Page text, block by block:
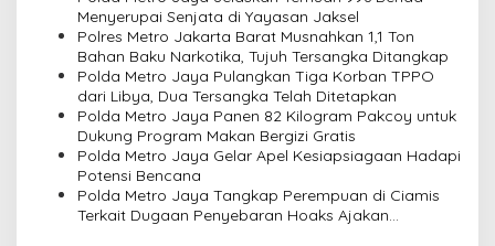
Menyerupai Senjata di Yayasan Jaksel
Polres Metro Jakarta Barat Musnahkan 1,1 Ton
Bahan Baku Narkotika, Tujuh Tersangka Ditangkap
Polda Metro Jaya Pulangkan Tiga Korban TPPO
dari Libya, Dua Tersangka Telah Ditetapkan
Polda Metro Jaya Panen 82 Kilogram Pakcoy untuk
Dukung Program Makan Bergizi Gratis
Polda Metro Jaya Gelar Apel Kesiapsiagaan Hadapi
Potensi Bencana
Polda Metro Jaya Tangkap Perempuan di Ciamis
Terkait Dugaan Penyebaran Hoaks Ajakan